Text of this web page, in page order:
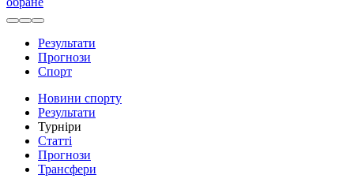
Результати
Прогнози
Спорт
Новини спорту
Результати
Турніри
Статті
Прогнози
Трансфери